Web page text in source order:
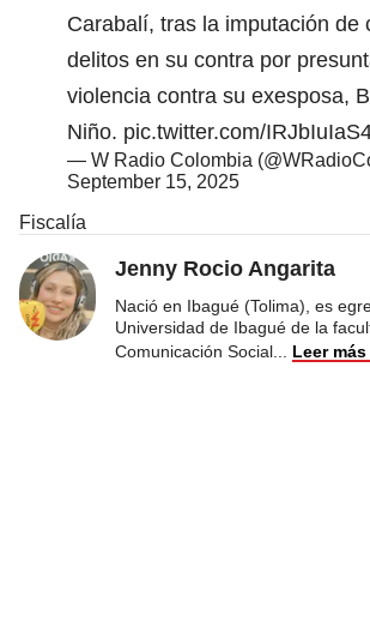
Carabalí, tras la imputación de
delitos en su contra por
violencia contra su exesposa,
Niño. pic.twitter.com/
— W Radio Colombia
September 15, 2025
Fiscalía
Jenny Rocio Angarita
Nació en Ibagué (Tolima), es
Universidad de Ibagué de la
Comunicación Social
Leer más